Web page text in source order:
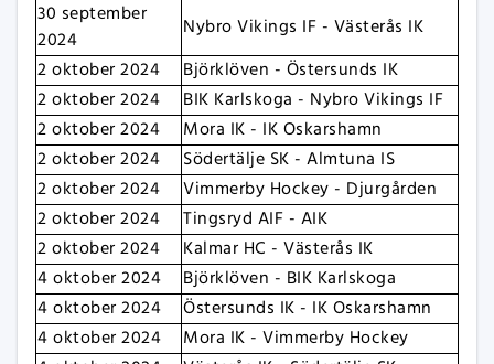
30 september
2024
Nybro Vikings IF - Västerås IK
2 oktober 2024
Björklöven - Östersunds IK
2 oktober 2024
BIK Karlskoga - Nybro Vikings IF
2 oktober 2024
Mora IK - IK Oskarshamn
2 oktober 2024
Södertälje SK - Almtuna IS
2 oktober 2024
Vimmerby Hockey - Djurgården
2 oktober 2024
Tingsryd AIF - AIK
2 oktober 2024
Kalmar HC - Västerås IK
4 oktober 2024
Björklöven - BIK Karlskoga
4 oktober 2024
Östersunds IK - IK Oskarshamn
4 oktober 2024
Mora IK - Vimmerby Hockey